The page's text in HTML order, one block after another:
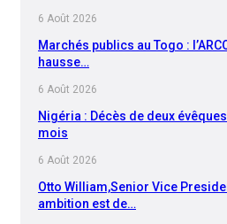
6 Août 2026
Marchés publics au Togo :
hausse…
6 Août 2026
Nigéria : Décès de deux
mois
6 Août 2026
Otto William,Senior Vice
ambition est de…